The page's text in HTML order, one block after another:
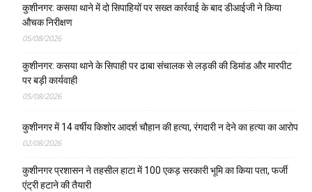
कुशीनगर: कसया थाने में दो सिपाहियों पर सख्त कार्रवाई के बाद डीआईजी ने किया
औचक निरीक्षण
05/08/2026
कुशीनगर: कसया थाने के सिपाही पर ढाबा संचालक से लड़की की डिमांड और मारपीट
पर बड़ी कार्यवाही
05/08/2026
कुशीनगर में 14 वर्षीय किशोर आदर्श चौहान की हत्या, रंगदारी न देने का हत्या का आरोप
02/08/2026
कुशीनगर प्रशासन ने तहसील हाटा में 100 एकड़ सरकारी भूमि का किया पता, फर्जी
एंट्री हटाने की तैयारी